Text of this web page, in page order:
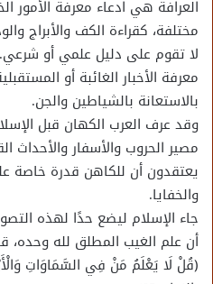
العرافة هي ادعاء معرفة الأمور
مختلفة، كقراءة الكف والأبراج
لا تقوم على دليل علمي أو
معرفة الأخبار الغائبة أو
بالاستعانة بالشياطين والجن.
وقد عرف العرب الكهان قبل
مصير الحروب والأسفار والأحداث
يعتقدون أن للكاهن قدرة خاصة
والخفايا.
جاء الإسلام ليضع حدًا لهذه
أن علم الغيب المطلق لله وحده،
﴿قُلْ لَا يَعْلَمُ مَنْ فِي السَّمَاوَاتِ